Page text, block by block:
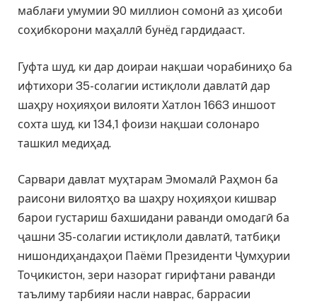
маблағи умумии 90 миллион сомонӣ аз ҳисоби
соҳибкорони маҳаллӣ бунёд гардидааст.
Гуфта шуд, ки дар доираи нақшаи чорабиниҳо ба
ифтихори 35-солагии истиқлоли давлатӣ дар
шаҳру ноҳияҳои вилояти Хатлон 1663 иншоот
сохта шуд, ки 134,1 фоизи нақшаи солонаро
ташкил медиҳад.
Сарвари давлат муҳтарам Эмомалӣ Раҳмон ба
раисони вилоятҳо ва шаҳру ноҳияҳои кишвар
барои густариш бахшидани раванди омодагӣ ба
ҷашни 35-солагии истиқлоли давлатӣ, татбиқи
нишондиҳандаҳои Паёми Президенти Ҷумҳурии
Тоҷикистон, зери назорат гирифтани раванди
таълиму тарбияи насли наврас, баррасии